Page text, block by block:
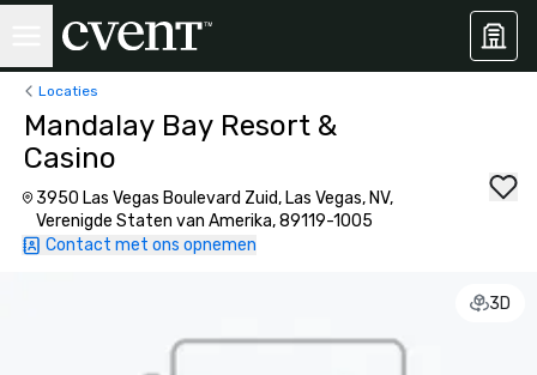
Locaties
Mandalay Bay Resort &
Casino
3950 Las Vegas Boulevard Zuid, Las Vegas, NV,
Verenigde Staten van Amerika, 89119-1005
Contact met ons opnemen
3D